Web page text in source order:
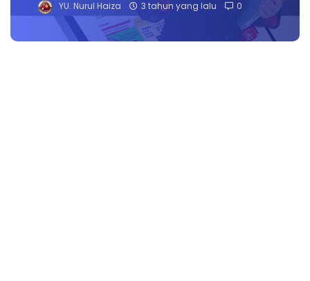
YU. Nurul Haiza 3 tahun yang lalu 0